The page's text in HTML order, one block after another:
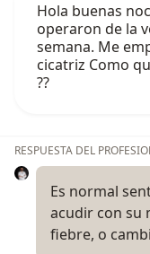
Hola buenas
operaron de la
semana. Me
cicatriz Como
??
RESPUESTA DEL
Es normal
acudir con su
fiebre, o